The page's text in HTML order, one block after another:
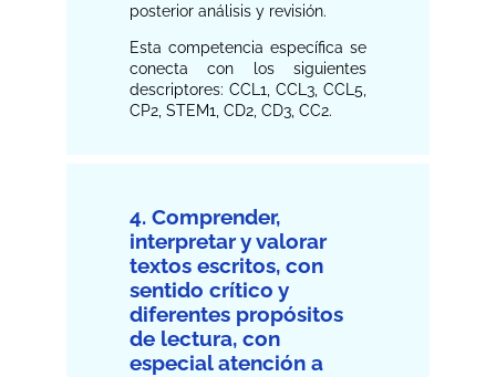
posterior análisis y revisión.
Esta competencia específica se
conecta con los siguientes
descriptores: CCL1, CCL3, CCL5,
CP2, STEM1, CD2, CD3, CC2.
4. Comprender,
interpretar y valorar
textos escritos, con
sentido crítico y
diferentes propósitos
de lectura, con
especial atención a